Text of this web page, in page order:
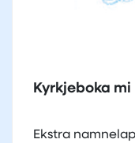
Kyrkjeboka
Ekstra